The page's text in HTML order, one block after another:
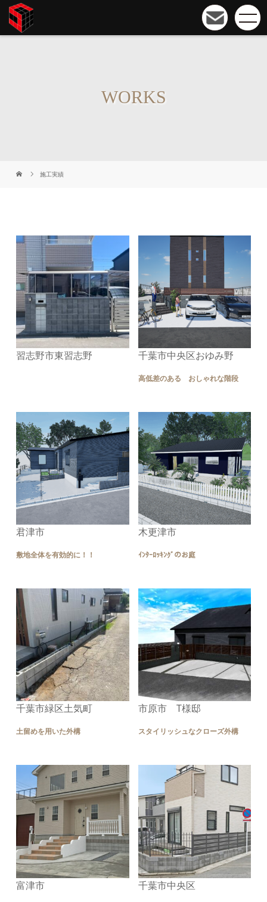
WORKS
施工実績
習志野市東習志野 千葉市中央区おゆみ野
高低差のある おしゃれな階段
君津市
敷地全体を有効的に！！
木更津市
ｲﾝﾀｰﾛｯｷﾝｸﾞのお庭
千葉市緑区土気町
土留めを用いた外構
市原市 T様邸
スタイリッシュなクローズ外構
富津市 千葉市中央区